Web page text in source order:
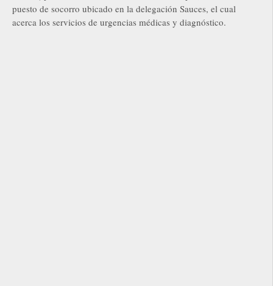
puesto de socorro ubicado en la delegación Sauces, el cual
acerca los servicios de urgencias médicas y diagnóstico.